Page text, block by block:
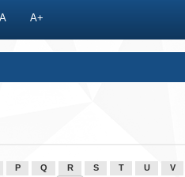
A A+
P Q R S T U V